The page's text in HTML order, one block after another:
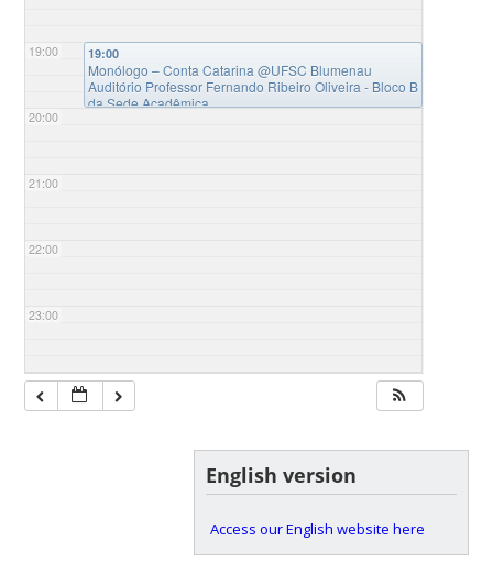
19:00
20:00
21:00
22:00
23:00
19:00
Monólogo – Conta Catarina@UFSC Blumenau
Auditório Professor Fernando Ribeiro Oliveira - Bloco B
da Sede Acadêmica
English version
Access our English website here